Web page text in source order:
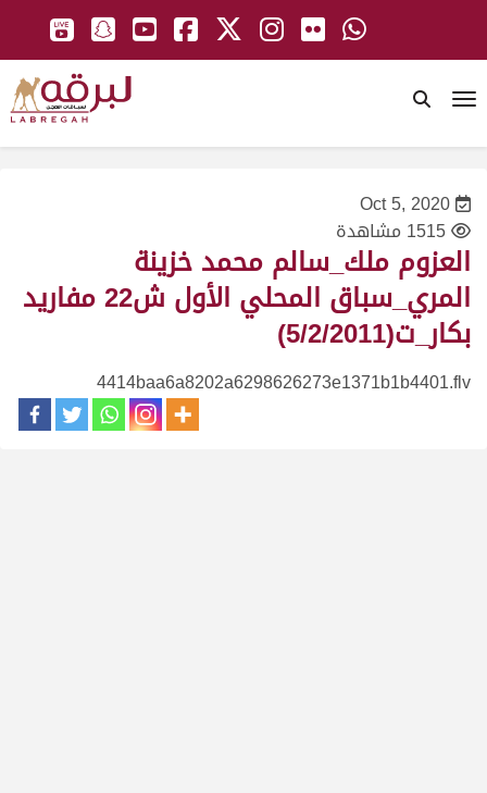
Oct 5, 2020
1515 مشاهدة
العزوم ملك_سالم محمد خزينة
المري_سباق المحلي الأول ش22 مفاريد
بكار_ت(5/2/2011)
4414baa6a8202a6298626273e1371b1b4401.flv